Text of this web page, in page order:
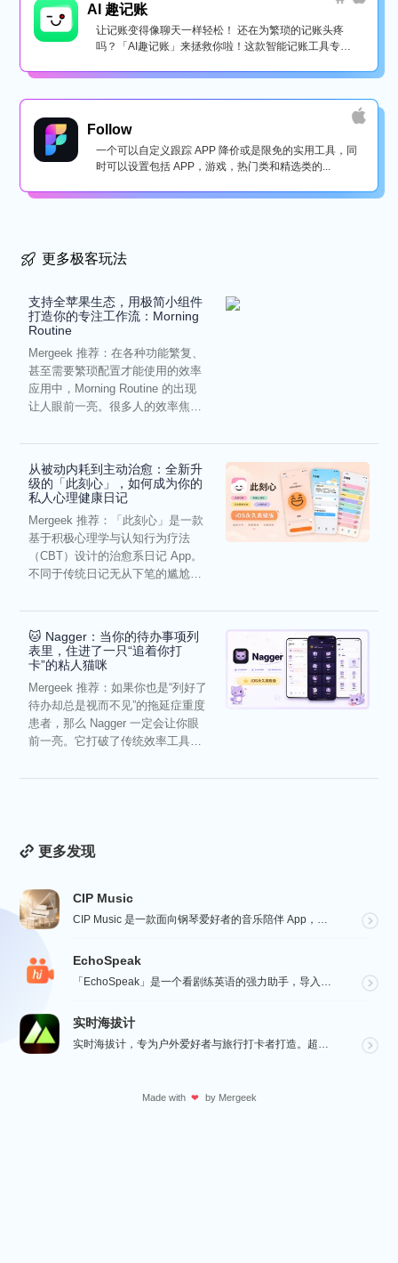
AI 趣记账
让记账变得像聊天一样轻松！ 还在为繁琐的记账头疼
吗？「AI趣记账」来拯救你啦！这款智能记账工具专为
Follow
一个可以自定义跟踪 APP 降价或是限免的实用工具，同
时可以设置包括 APP，游戏，热门类和精选类的...
更多极客玩法
支持全苹果生态，用极简小组件
打造你的专注工作流：Morning
Routine
Mergeek 推荐：在各种功能繁复、
甚至需要繁琐配置才能使用的效率
应用中，Morning Routine 的出现
让人眼前一亮。很多人的效率焦
从被动内耗到主动治愈：全新升
级的「此刻心」，如何成为你的
私人心理健康日记
Mergeek 推荐：「此刻心」是一款
基于积极心理学与认知行为疗法
（CBT）设计的治愈系日记 App。
不同于传统日记无从下笔的尴尬，
🐱 Nagger：当你的待办事项列
表里，住进了一只“追着你打
卡”的粘人猫咪
Mergeek 推荐：如果你也是“列好了
待办却总是视而不见”的拖延症重度
患者，那么 Nagger 一定会让你眼
前一亮。它打破了传统效率工具冰
更多发现
CIP Music
EchoSpeak
实时海拔计
Made with ❤ by Mergeek